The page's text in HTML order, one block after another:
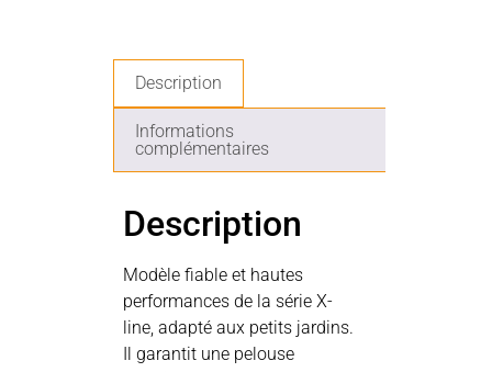
Description
Informations
complémentaires
Description
Modèle fiable et hautes
performances de la série X-
line, adapté aux petits jardins.
Il garantit une pelouse